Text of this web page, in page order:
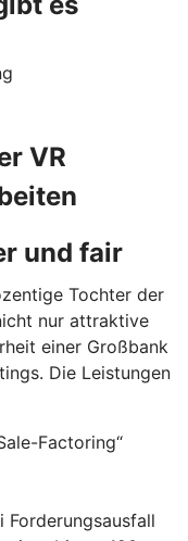
VR
und fair
Tochter der
nur attraktive
einer Großbank
Die Leistungen
Factoring“
Forderungsausfall